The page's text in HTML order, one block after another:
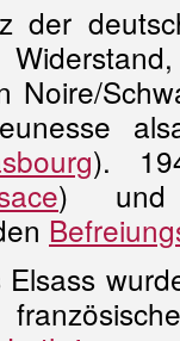
der
Noire/
).
) und
Elsass